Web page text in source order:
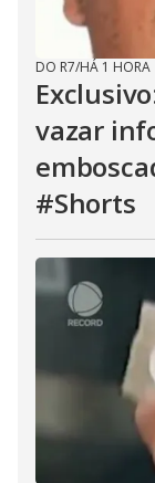
DO R7/HÁ 1 HORA
vazar
#Shorts